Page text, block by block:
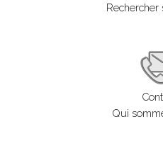
Rechercher
Qui